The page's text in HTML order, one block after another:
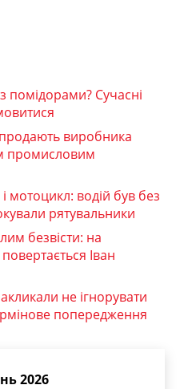
помідорами? Сучасні
виробника
промисловим
і мотоцикл: водій був без
рятувальники
безвісти: на
Іван
не ігнорувати
попередження
2026